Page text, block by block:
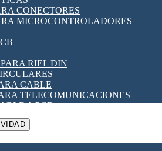
PANEL
RELÉ
FIN DE CARRERA
Y TC'S DE CORRIENTE
PASO
LÓGICO PROGRAMABLES
DE HORARIO
CONECTORES
MICROCONTROLADORES
RIEL DIN
CABLE
TELECOMUNICACIONES
A PCB
A CABLE